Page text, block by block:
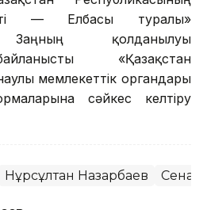
— Елбасы туралы»
Заңның қолданылуы
«Қазақстан
мемлекеттік органдары
сәйкес келтіру
Нұрсұлтан Назарбаев Сенат